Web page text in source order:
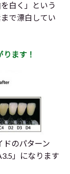
白く」という
で漂白してい
ます！
ドのパターン
」になります